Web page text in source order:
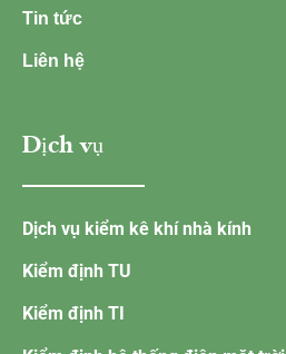
Tin tức
Liên hệ
Dịch vụ
Dịch vụ kiểm kê khí nhà kính
Kiểm định TU
Kiểm định TI